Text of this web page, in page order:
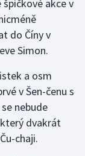
akce v
do Číny v
Simon.
a osm
v Šen-čenu s
nebude
dvakrát
chaji.